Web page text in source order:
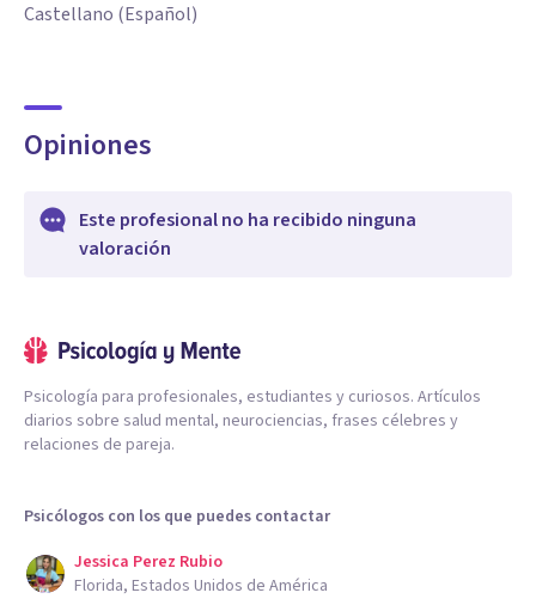
Castellano (Español)
Opiniones
Este profesional no ha recibido ninguna
valoración
Psicología para profesionales, estudiantes y curiosos. Artículos
diarios sobre salud mental, neurociencias, frases célebres y
relaciones de pareja.
Psicólogos con los que puedes contactar
Jessica Perez Rubio
Florida, Estados Unidos de América